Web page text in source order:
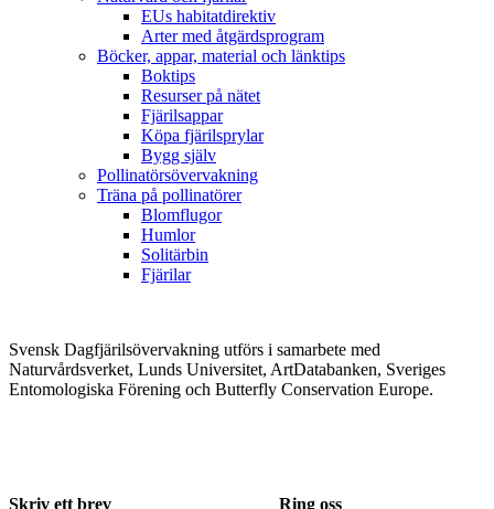
EUs habitatdirektiv
Arter med åtgärdsprogram
Böcker, appar, material och länktips
Boktips
Resurser på nätet
Fjärilsappar
Köpa fjärilsprylar
Bygg själv
Pollinatörsövervakning
Träna på pollinatörer
Blomflugor
Humlor
Solitärbin
Fjärilar
Svensk Dagfjärilsövervakning utförs i samarbete med
Naturvårdsverket, Lunds Universitet, ArtDatabanken, Sveriges
Entomologiska Förening och Butterfly Conservation Europe.
Skriv ett brev Ring oss